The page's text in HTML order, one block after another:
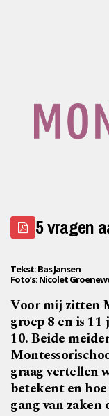
Home
Rubrieken
Montessori.nl
5 vragen
Tekst: Bas Jansen
Foto’s: Nicolet
Voor mij zitten
groep 8 en is
10. Beide
graag vertellen
betekent en
gang van zaken